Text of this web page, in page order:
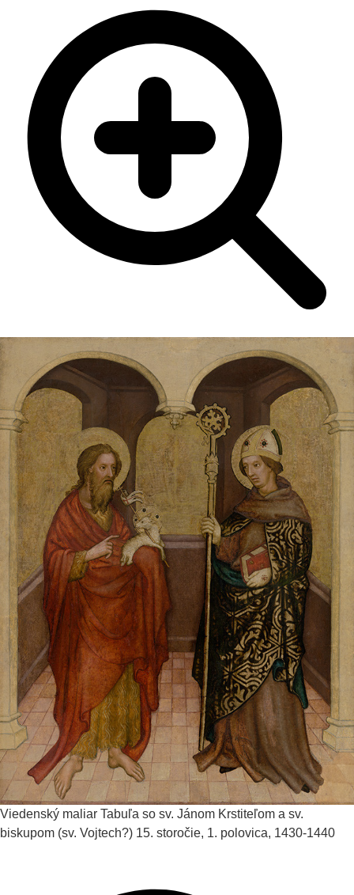
Viedenský maliar Tabuľa so sv. Jánom Krstiteľom a sv.
biskupom (sv. Vojtech?) 15. storočie, 1. polovica, 1430-1440